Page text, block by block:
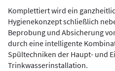
Komplettiert wird ein
Hygienekonzept schließlich
Beprobung und Absicherung
durch eine intelligente
Spültechniken der Haupt- und
Trinkwasserinstallation.